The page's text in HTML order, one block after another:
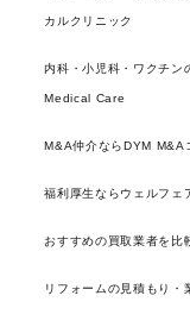
カルクリニック
内科・小児科・ワクチン
Medical Care
M&A仲介ならDYM M&A
福利厚生ならウェルフェ
おすすめの買取業者を比
リフォームの見積もり・